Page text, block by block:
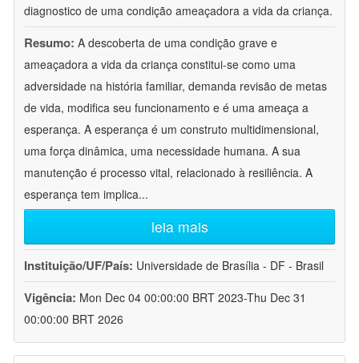
diagnostico de uma condição ameaçadora a vida da criança.
Resumo: A descoberta de uma condição grave e
ameaçadora a vida da criança constitui-se como uma
adversidade na história familiar, demanda revisão de metas
de vida, modifica seu funcionamento e é uma ameaça a
esperança. A esperança é um construto multidimensional,
uma força dinâmica, uma necessidade humana. A sua
manutenção é processo vital, relacionado à resiliência. A
esperança tem implica...
leia mais
Instituição/UF/País: Universidade de Brasília - DF - Brasil
Vigência: Mon Dec 04 00:00:00 BRT 2023-Thu Dec 31
00:00:00 BRT 2026